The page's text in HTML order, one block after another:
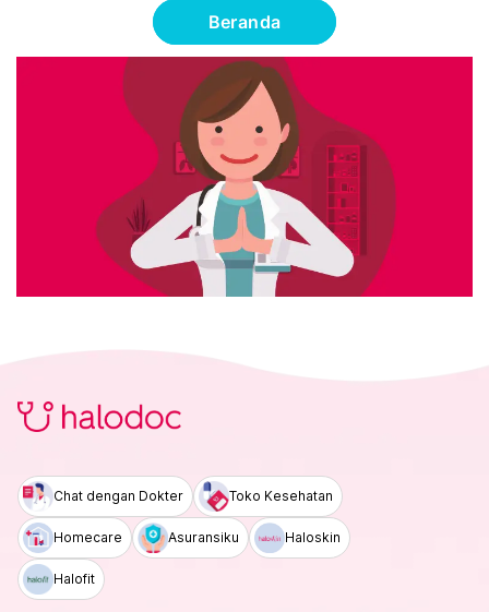
Beranda
Chat dengan Dokter Toko Kesehatan
Homecare Asuransiku Haloskin
Halofit